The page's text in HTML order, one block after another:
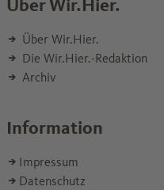
Über Wir.Hier.
Über Wir.Hier.
Die Wir.Hier.-Redaktion
Archiv
Information
Impressum
Datenschutz